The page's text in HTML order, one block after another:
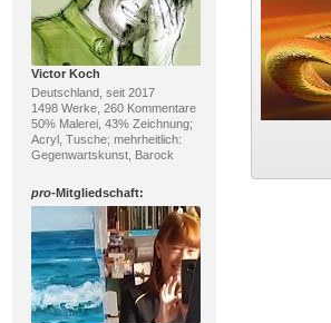
Victor Koch
Deutschland, seit 2017
1498 Werke, 260 Kommentare
50% Malerei, 43% Zeichnung;
Acryl, Tusche; mehrheitlich:
Gegenwartskunst, Barock
pro-Mitgliedschaft: